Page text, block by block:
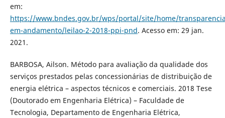
em:
https://www.bndes.gov.br/wps/portal/site/home/
em-andamento/leilao-2-2018-ppi-pnd. Acesso em: 29 jan.
2021.
BARBOSA, Ailson. Método para avaliação da qualidade dos
serviços prestados pelas concessionárias de distribuição de
energia elétrica – aspectos técnicos e comerciais. 2018 Tese
(Doutorado em Engenharia Elétrica) – Faculdade de
Tecnologia, Departamento de Engenharia Elétrica,